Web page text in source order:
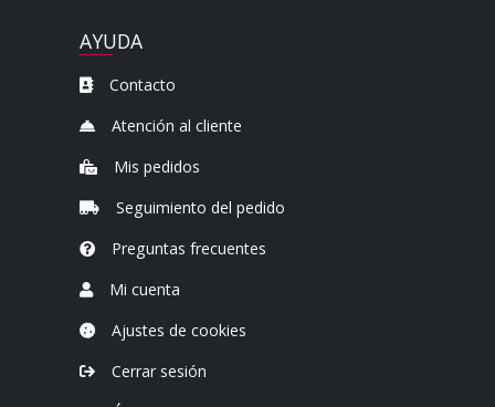
AYUDA
Contacto
Atención al cliente
Mis pedidos
Seguimiento del pedido
Preguntas frecuentes
Mi cuenta
Ajustes de cookies
Cerrar sesión